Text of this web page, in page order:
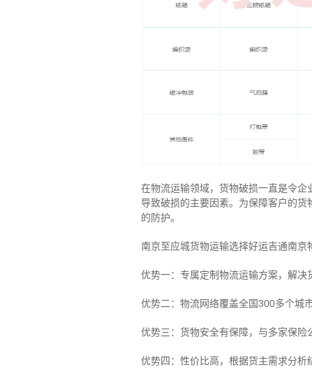
在物流运输领域，货物破损一直是令
导致破损的主要因素。为保障客户的
的防护。
南京至应城货物运输选择好运吉通南京
优势一：专属定制物流运输方案，解决
优势二：物流网络覆盖全国300多个城
优势三：货物安全有保障，与多家保
优势四：性价比高，根据货主需求分析